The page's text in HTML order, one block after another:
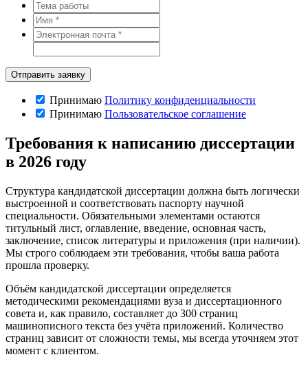
Принимаю Политику конфиденциальности
Принимаю Пользовательское соглашение
Требования к написанию диссертации
в 2026 году
Структура кандидатской диссертации должна быть логически
выстроенной и соответствовать паспорту научной
специальности. Обязательными элементами остаются
титульный лист, оглавление, введение, основная часть,
заключение, список литературы и приложения (при наличии).
Мы строго соблюдаем эти требования, чтобы ваша работа
прошла проверку.
Объём кандидатской диссертации определяется
методическими рекомендациями вуза и диссертационного
совета и, как правило, составляет до 300 страниц
машинописного текста без учёта приложений. Количество
страниц зависит от сложности темы, мы всегда уточняем этот
момент с клиентом.